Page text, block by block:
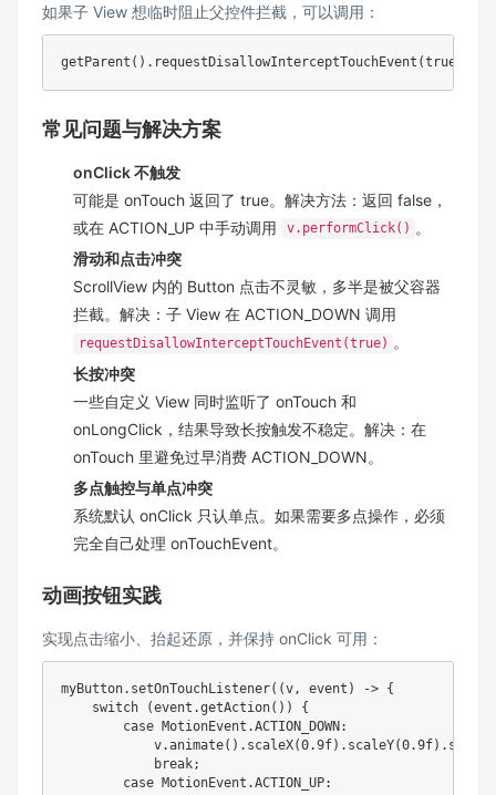
如果子 View 想临时阻止父控件拦截，可以调用：
getParent ( ) . requestDisallowInterceptTouchEvent (true
常见问题与解决方案
onClick 不触发
可能是 onTouch 返回了 true。解决方法：返回 false，
或在 ACTION_UP 中手动调用
v.performClick() 。
滑动和点击冲突
ScrollView 内的 Button 点击不灵敏，多半是被父容器
拦截。解决：子 View 在 ACTION_DOWN 调用
requestDisallowInterceptTouchEvent(true) 。
长按冲突
一些自定义 View 同时监听了 onTouch 和
onLongClick，结果导致长按触发不稳定。解决：在
onTouch 里避免过早消费 ACTION_DOWN。
多点触控与单点冲突
系统默认 onClick 只认单点。如果需要多点操作，必须
完全自己处理 onTouchEvent。
动画按钮实践
实现点击缩小、抬起还原，并保持 onClick 可用：
myButton. setOnTouchListener( (v, event ) -> {
switch
(event .getAction( ) )
{
case MotionEvent .ACTION_DOWN :
            v
.animate( ) . scaleX(0.9f) . scaleY(0.9f) .
break;
case MotionEvent .ACTION_UP: